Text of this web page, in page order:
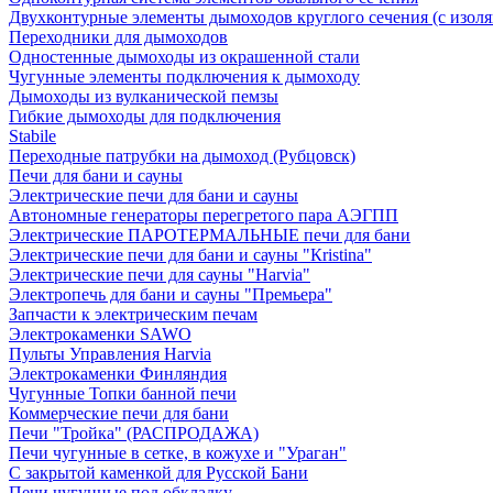
Двухконтурные элементы дымоходов круглого сечения (с
Переходники для дымоходов
Одностенные дымоходы из окрашенной стали
Чугунные элементы подключения к дымоходу
Дымоходы из вулканической пемзы
Гибкие дымоходы для подключения
Stabile
Переходные патрубки на дымоход (Рубцовск)
Печи для бани и сауны
Электрические печи для бани и сауны
Автономные генераторы перегретого пара АЭГПП
Электрические ПАРОТЕРМАЛЬНЫЕ печи для бани
Электрические печи для бани и сауны "Кristina"
Электрические печи для сауны "Harvia"
Электропечь для бани и сауны "Премьера"
Запчасти к электрическим печам
Электрокаменки SAWO
Пульты Управления Harvia
Электрокаменки Финляндия
Чугунные Топки банной печи
Коммерческие печи для бани
Печи "Тройка" (РАСПРОДАЖА)
Печи чугунные в сетке, в кожухе и "Ураган"
С закрытой каменкой для Русской Бани